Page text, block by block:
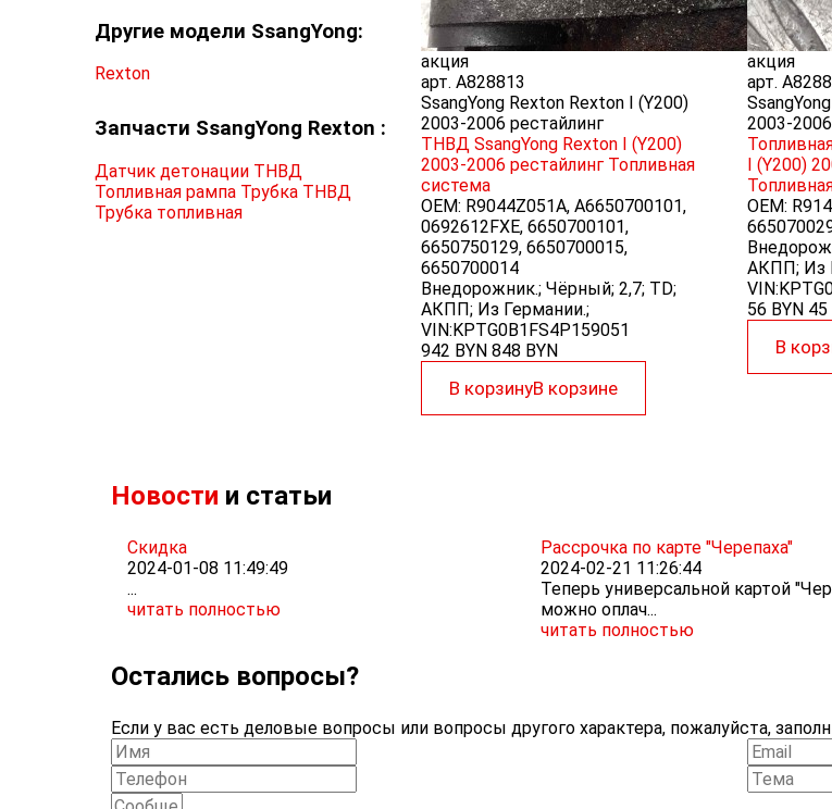
Другие модели SsangYong:
Rexton
Запчасти SsangYong Rexton :
Датчик детонации ТНВД
Топливная рампа Трубка ТНВД
Трубка топливная
акция
арт. A828813
SsangYong Rexton Rexton I (Y200)
2003-2006 рестайлинг
ТНВД SsangYong Rexton I (Y200)
2003-2006 рестайлинг Топливная
система
OEM: R9044Z051A, A6650700101,
0692612FXE, 6650700101,
6650750129, 6650700015,
6650700014
Внедорожник.; Чёрный; 2,7; TD;
АКПП; Из Германии.;
VIN:KPTG0B1FS4P159051
942 BYN 848 BYN
В корзинуВ корзине
акция
арт.
2003-
I (Y200)
OEM:
АКПП; Из
56 BYN 45
В
Новости и статьи
Скидка
2024-01-08 11:49:49
...
читать полностью
Рассрочка по карте "Черепаха"
2024-02-21 11:26:44
Теперь универсальной картой
можно оплач...
читать полностью
Остались вопросы?
Если у вас есть деловые вопросы или вопросы другого характера, пожалуйста,